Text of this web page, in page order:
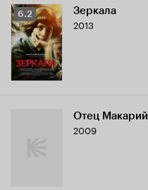
Рейтинг
Кинопоиска
6.2
6.2 Зеркала
2013
Отец Макарий
2009